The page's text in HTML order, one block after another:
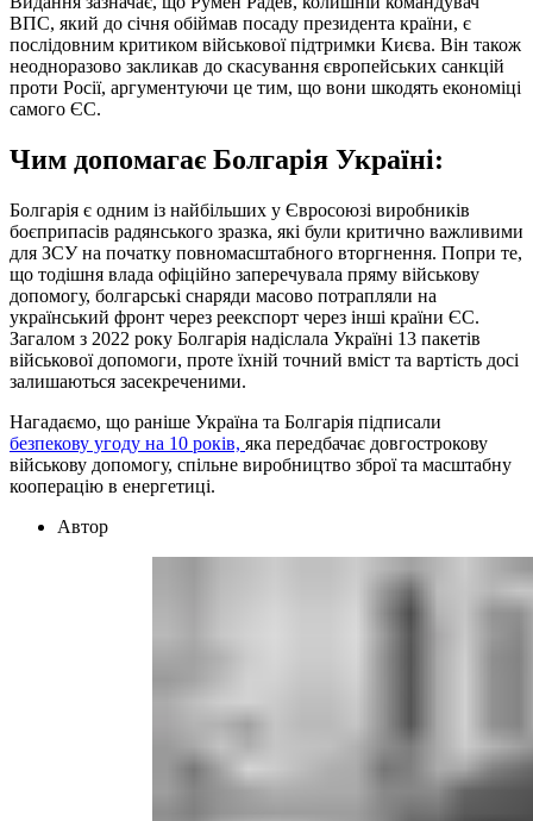
ВПС, який до січня обіймав посаду президента країни, є
послідовним критиком військової підтримки Києва. Він також
неодноразово закликав до скасування європейських санкцій
проти Росії, аргументуючи це тим, що вони шкодять економіці
самого ЄС.
Чим допомагає Болгарія Україні:
Болгарія є одним із найбільших у Євросоюзі виробників
боєприпасів радянського зразка, які були критично важливими
для ЗСУ на початку повномасштабного вторгнення. Попри те,
що тодішня влада офіційно заперечувала пряму військову
допомогу, болгарські снаряди масово потрапляли на
український фронт через реекспорт через інші країни ЄС.
Загалом з 2022 року Болгарія надіслала Україні 13 пакетів
військової допомоги, проте їхній точний вміст та вартість досі
залишаються засекреченими.
Нагадаємо, що раніше Україна та Болгарія підписали
безпекову угоду на 10 років, яка передбачає довгострокову
військову допомогу, спільне виробництво зброї та масштабну
кооперацію в енергетиці.
Автор